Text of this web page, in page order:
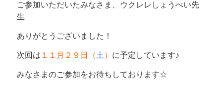
ご参加いただいたみなさま、ウクレレしょうべい先
生
ありがとうございました！
次回は １１月２９日（土） に予定しています♪
みなさまのご参加をお待ちしております☆